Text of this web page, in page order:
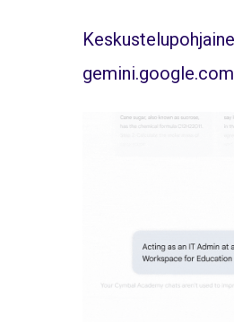
gemini.google.com